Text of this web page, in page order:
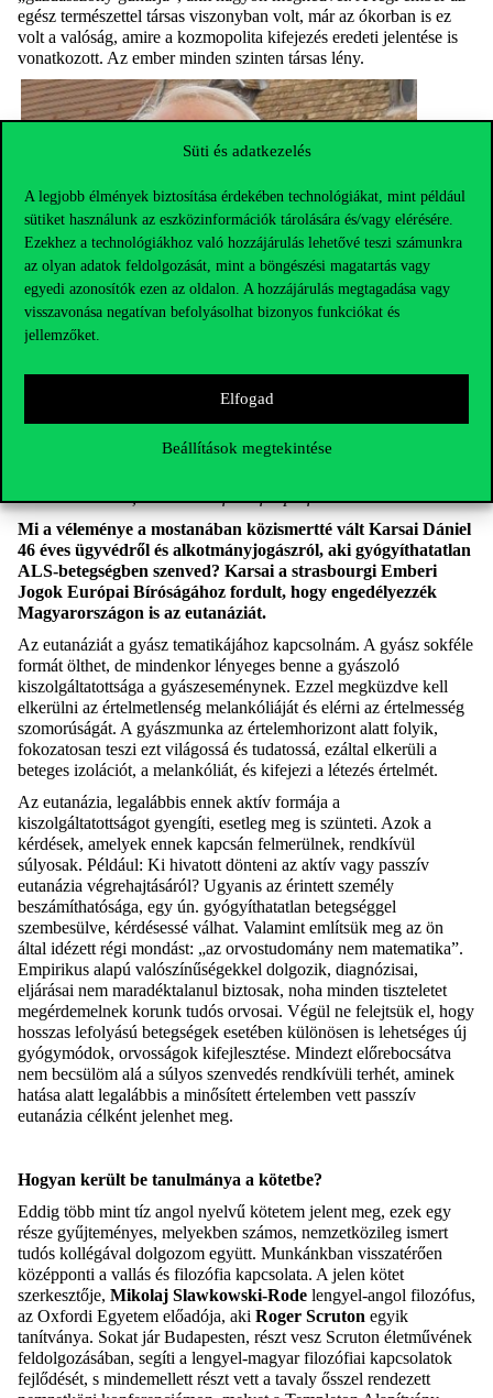
Süti és adatkezelés
A legjobb élmények biztosítása érdekében technológiákat, mint például
sütiket használunk az eszközinformációk tárolására és/vagy elérésére.
Ezekhez a technológiákhoz való hozzájárulás lehetővé teszi számunkra
az olyan adatok feldolgozását, mint a böngészési magatartás vagy
egyedi azonosítók ezen az oldalon. A hozzájárulás megtagadása vagy
visszavonása negatívan befolyásolhat bizonyos funkciókat és
jellemzőket.
Elfogad
Beállítások megtekintése
egész természettel társas viszonyban volt, már az ókorban is ez
volt a valóság, amire a kozmopolita kifejezés eredeti jelentése is
vonatkozott. Az ember minden szinten társas lény.
Mezei Balázs M., a Corvinus filozófus professzora
Mi a véleménye a mostanában közismertté vált Karsai Dániel
46 éves ügyvédről és alkotmányjogászról, aki gyógyíthatatlan
ALS-betegségben szenved? Karsai a strasbourgi Emberi
Jogok Európai Bíróságához fordult, hogy engedélyezzék
Magyarországon is az eutanáziát.
Az eutanáziát a gyász tematikájához kapcsolnám. A gyász sokféle
formát ölthet, de mindenkor lényeges benne a gyászoló
kiszolgáltatottsága a gyászeseménynek. Ezzel megküzdve kell
elkerülni az értelmetlenség melankóliáját és elérni az értelmesség
szomorúságát. A gyászmunka az értelemhorizont alatt folyik,
fokozatosan teszi ezt világossá és tudatossá, ezáltal elkerüli a
beteges izolációt, a melankóliát, és kifejezi a létezés értelmét.
Az eutanázia, legalábbis ennek aktív formája a
kiszolgáltatottságot gyengíti, esetleg meg is szünteti. Azok a
kérdések, amelyek ennek kapcsán felmerülnek, rendkívül
súlyosak. Például: Ki hivatott dönteni az aktív vagy passzív
eutanázia végrehajtásáról? Ugyanis az érintett személy
beszámíthatósága, egy ún. gyógyíthatatlan betegséggel
szembesülve, kérdésessé válhat. Valamint említsük meg az ön
által idézett régi mondást: „az orvostudomány nem matematika”.
Empirikus alapú valószínűségekkel dolgozik, diagnózisai,
eljárásai nem maradéktalanul biztosak, noha minden tiszteletet
megérdemelnek korunk tudós orvosai. Végül ne felejtsük el, hogy
hosszas lefolyású betegségek esetében különösen is lehetséges új
gyógymódok, orvosságok kifejlesztése. Mindezt előrebocsátva
nem becsülöm alá a súlyos szenvedés rendkívüli terhét, aminek
hatása alatt legalábbis a minősített értelemben vett passzív
eutanázia célként jelenhet meg.
Hogyan került be tanulmánya a kötetbe?
Eddig több mint tíz angol nyelvű kötetem jelent meg, ezek egy
része gyűjteményes, melyekben számos, nemzetközileg ismert
tudós kollégával dolgozom együtt. Munkánkban visszatérően
középponti a vallás és filozófia kapcsolata. A jelen kötet
szerkesztője, Mikolaj Slawkowski-Rode lengyel-angol filozófus,
az Oxfordi Egyetem előadója, aki Roger Scruton egyik
tanítványa. Sokat jár Budapesten, részt vesz Scruton életművének
feldolgozásában, segíti a lengyel-magyar filozófiai kapcsolatok
fejlődését, s mindemellett részt vett a tavaly ősszel rendezett